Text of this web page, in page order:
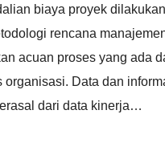
biaya proyek dilakukan
rencana
acuan proses yang ada
organisasi. Data dan
dari data kinerja…